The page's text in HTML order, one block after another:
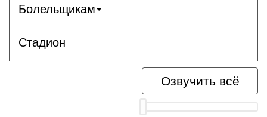
Болельщикам
Стадион
Озвучить всё